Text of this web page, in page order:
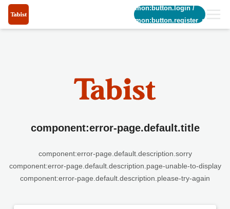
common:button.login/
common:button.register_short
component:error-page.default.title
component:error-page.default.description.sorry
component:error-page.default.description.page-unable-to-display
component:error-page.default.description.please-try-again